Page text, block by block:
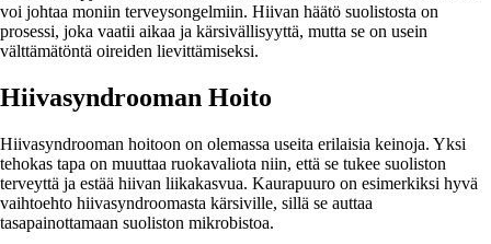
voi johtaa moniin terveysongelmiin. Hiivan häätö suolistosta on
prosessi, joka vaatii aikaa ja kärsivällisyyttä, mutta se on usein
välttämätöntä oireiden lievittämiseksi.
Hiivasyndrooman Hoito
Hiivasyndrooman hoitoon on olemassa useita erilaisia keinoja. Yksi
tehokas tapa on muuttaa ruokavaliota niin, että se tukee suoliston
terveyttä ja estää hiivan liikakasvua. Kaurapuuro on esimerkiksi hyvä
vaihtoehto hiivasyndroomasta kärsiville, sillä se auttaa
tasapainottamaan suoliston mikrobistoa.